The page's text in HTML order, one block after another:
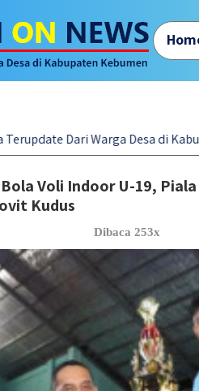
Warga Desa di Kabupaten
Voli Indoor U-19,
Kudus
Dibaca 253x